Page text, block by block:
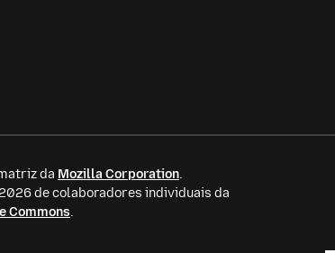
da Mozilla Corporation.
de colaboradores individuais da
Commons.